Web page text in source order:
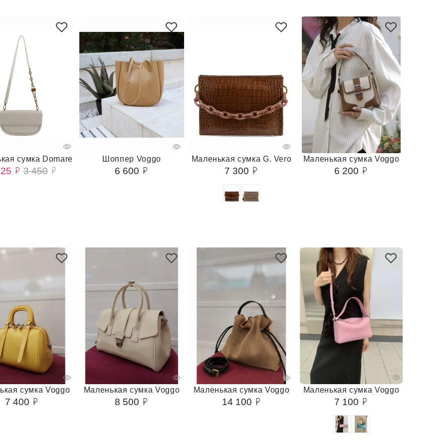
сумка Domare
3 450
Шоппер Voggo
6 600
Маленькая сумка G. Vero
7 300
Маленькая сумка Voggo
6 200
сумка Voggo
7 400
Маленькая сумка Voggo
8 500
Маленькая сумка Voggo
14 100
Маленькая сумка Voggo
7 100